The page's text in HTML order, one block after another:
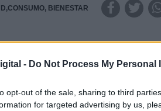
- Do Not Process My Personal
opt-out of the sale, sharing to third
for targeted advertising by us,
BIENESTAR
DE PERSONAS EN